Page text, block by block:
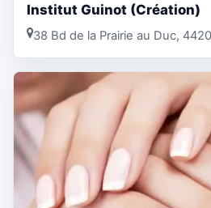
Institut Guinot (Création)
38 Bd de la Prairie au Duc,